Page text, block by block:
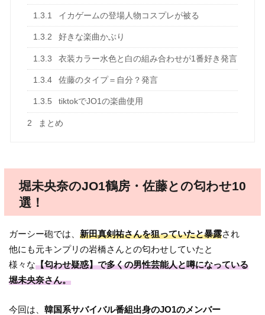
1.3.1 イカゲームの登場人物コスプレが被る
1.3.2 好きな楽曲かぶり
1.3.3 衣装カラー水色と白の組み合わせが1番好き発言
1.3.4 佐藤のタイプ＝自分？発言
1.3.5 tiktokでJO1の楽曲使用
2 まとめ
堀未央奈のJO1鶴房・佐藤との匂わせ10
選！
ガーシー砲では、新田真剣祐さんを狙っていたと暴露され
他にも元キンプリの岩橋さんとの匂わせしていたと
様々な【匂わせ疑惑】で多くの男性芸能人と噂になっている
堀未央奈さん。
今回は、韓国系サバイバル番組出身のJO1のメンバー